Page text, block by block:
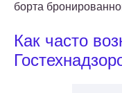
борта
Как часто